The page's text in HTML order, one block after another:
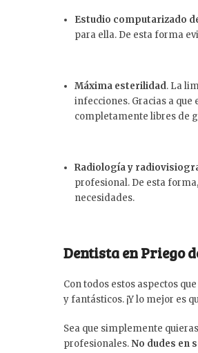
Estudio computarizado
para ella. De esta forma
Máxima esterilidad. La
infecciones. Gracias a que
completamente libres de
Radiología y
profesional. De esta
necesidades.
Dentista en Priego
Con todos estos aspectos
y fantásticos. ¡Y lo mejor es
Sea que simplemente
profesionales.No dudes en